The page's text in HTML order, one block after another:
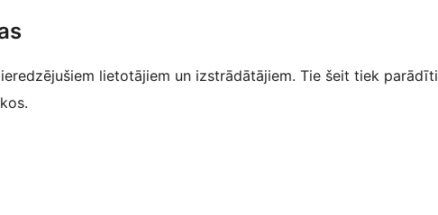
lietotājiem un izstrādātājiem. Tie šeit tiek parādīti